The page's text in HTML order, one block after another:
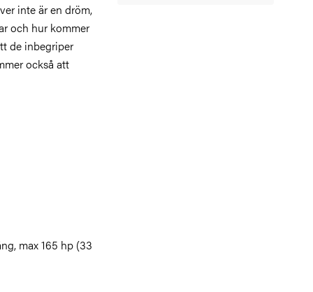
inte är en dröm,
och hur kommer
de inbegriper
också att
max 165 hp (33